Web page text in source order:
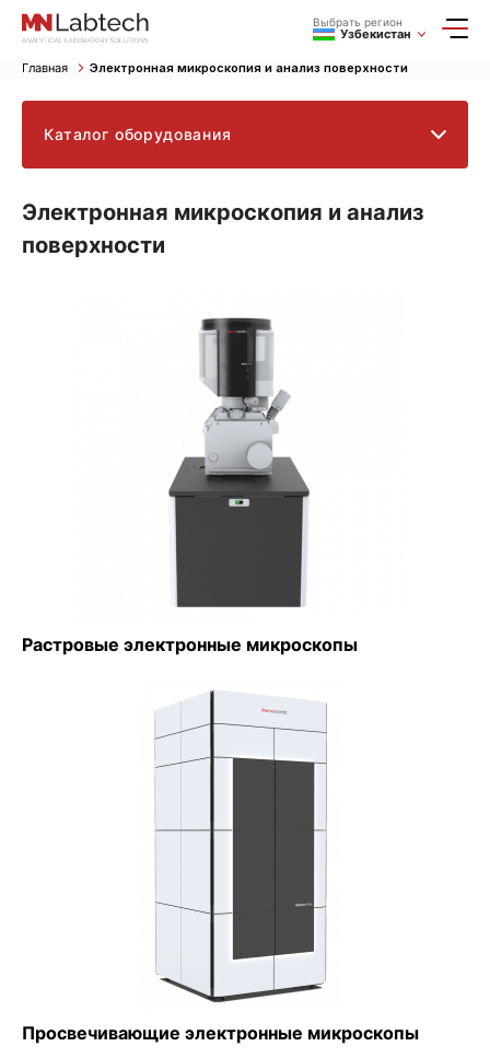
Выбрать регион
Узбекистан
Главная Электронная микроскопия и анализ поверхности
Каталог оборудования
Электронная микроскопия и анализ
поверхности
Растровые электронные микроскопы
Просвечивающие электронные микроскопы